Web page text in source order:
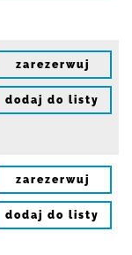
zarezerwuj
dodaj do listy
zarezerwuj
dodaj do listy